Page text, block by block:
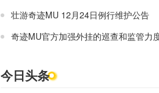
壮游奇迹MU 12月24日例行维护公告
奇迹MU官方加强外挂的巡查和监管力
今日头条